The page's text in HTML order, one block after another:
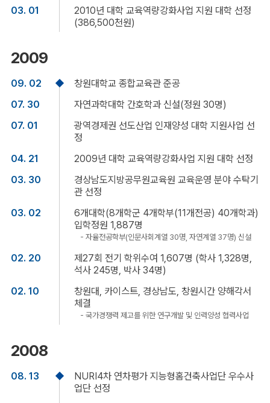
03. 01
2010년 대학 교육역량강화사업 지원 대학 선정
(386,500천원)
2009
09. 02
창원대학교 종합교육관 준공
07. 30
자연과학대학 간호학과 신설(정원 30명)
07. 01
광역경제권 선도산업 인재양성 대학 지원사업 선
정
04. 21
2009년 대학 교육역량강화사업 지원 대학 선정
03. 30
경상남도지방공무원교육원 교육운영 분야 수탁기
관 선정
03. 02
6개대학(8개학군 4개학부(11개전공) 40개학과)
입학정원 1,887명
- 자율전공학부(인문사회계열 30명, 자연계열 37명) 신설
02. 20
제27회 전기 학위수여 1,607명 (학사 1,328명,
석사 245명, 박사 34명)
02. 10
창원대, 카이스트, 경상남도, 창원시간 양해각서
체결
- 국가경쟁력 제고를 위한 연구개발 및 인력양성 협력사업
2008
08. 13
NURI4차 연차평가 지능형홈건축사업단 우수사
업단 선정